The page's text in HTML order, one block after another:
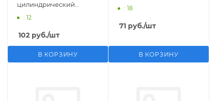
цилиндрический
M1/2">F1/4"
: 12
102 руб./шт
В КОРЗИНУ
: 18
71 руб./шт
В КОРЗИНУ